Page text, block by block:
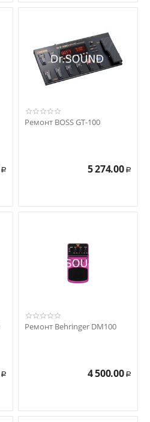
Р
Ремонт BOSS GT-100
5 274.00 Р
Р
Ремонт Behringer DM100
4 500.00 Р